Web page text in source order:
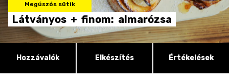
Megúszós sütik
Látványos + finom: almarózsa
Hozzávalók Elkészítés Értékelések